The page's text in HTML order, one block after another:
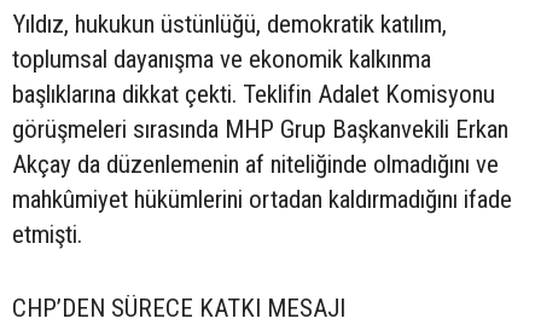
Yıldız, hukukun üstünlüğü, demokratik katılım,
toplumsal dayanışma ve ekonomik kalkınma
başlıklarına dikkat çekti. Teklifin Adalet Komisyonu
görüşmeleri sırasında MHP Grup Başkanvekili Erkan
Akçay da düzenlemenin af niteliğinde olmadığını ve
mahkûmiyet hükümlerini ortadan kaldırmadığını ifade
etmişti.
CHP’DEN SÜRECE KATKI MESAJI